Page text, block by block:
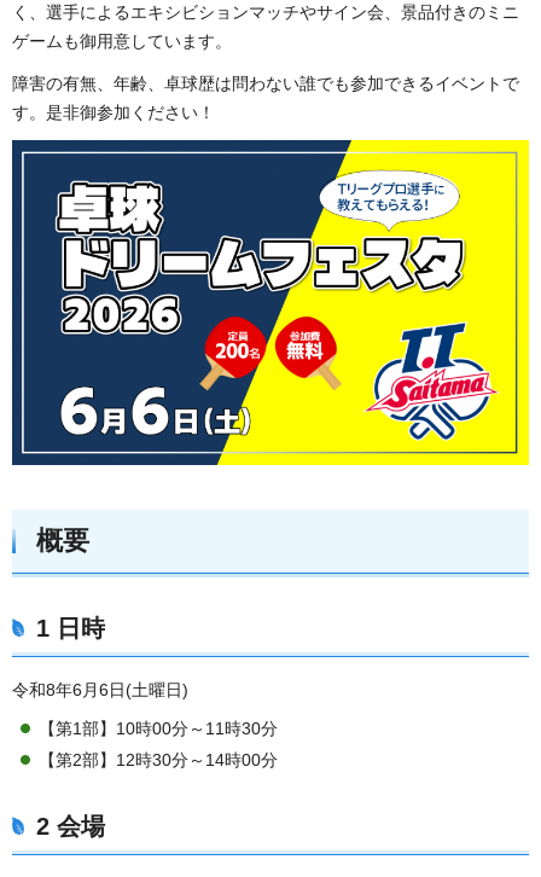
く、選手によるエキシビションマッチやサイン会、景品付きのミニ
ゲームも御用意しています。
障害の有無、年齢、卓球歴は問わない誰でも参加できるイベントで
す。是非御参加ください！
概要
1 日時
令和8年6月6日(土曜日)
【第1部】10時00分～11時30分
【第2部】12時30分～14時00分
2 会場